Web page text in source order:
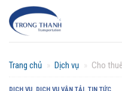
Chuyển
đến
Trang chủ » Dịch vụ » Cho